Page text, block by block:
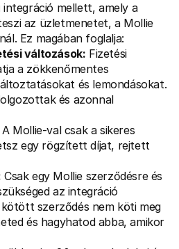
integráció mellett, amely a
az üzletmenetet, a Mollie
Ez magában foglalja:
változások: Fizetési
a zökkenőmentes
és lemondásokat.
és azonnal
A Mollie-val csak a sikeres
egy rögzített díjat, rejtett
Csak egy Mollie szerződésre és
az integráció
szerződés nem köti meg
és hagyhatod abba, amikor